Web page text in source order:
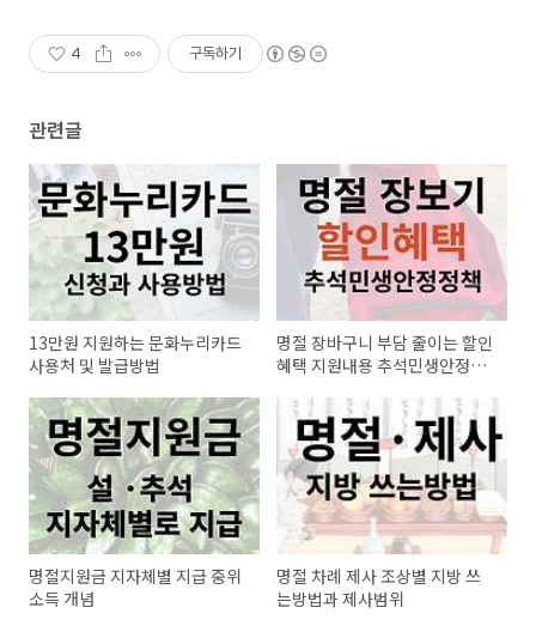
4 구독하기
관련글
13만원 지원하는 문화누리카드
사용처 및 발급방법
명절 장바구니 부담 줄이는 할인
혜택 지원내용 추석민생안정대
명절지원금 지자체별 지급 중위
소득 개념
명절 차례 제사 조상별 지방 쓰
는방법과 제사범위